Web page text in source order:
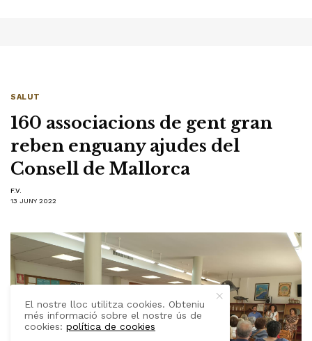
SALUT
160 associacions de gent gran
reben enguany ajudes del
Consell de Mallorca
F.V.
13 JUNY 2022
El nostre lloc utilitza cookies. Obteniu
més informació sobre el nostre ús de
cookies:política de cookies